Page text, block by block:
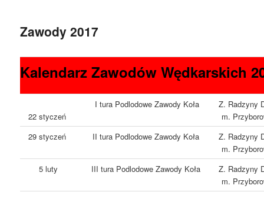
Zawody 2017
Kalendarz Zawodów Wędkarskich
22 styczeń
I tura Podlodowe Zawody Koła
Z. Radzyny
m.
29 styczeń
II tura Podlodowe Zawody Koła
Z. Radzyny
m.
5 luty
III tura Podlodowe Zawody Koła
Z. Radzyny
m.